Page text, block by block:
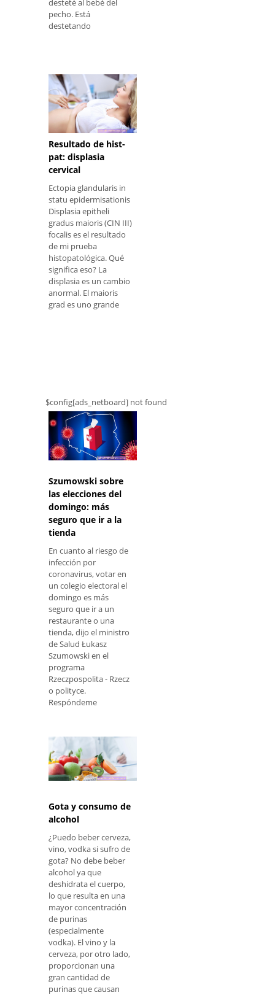
desteté al bebé del
pecho. Está
destetando
Resultado de hist-
pat: displasia
cervical
Ectopia glandularis in
statu epidermisationis
Displasia epitheli
gradus maioris (CIN III)
focalis es el resultado
de mi prueba
histopatológica. Qué
significa eso? La
displasia es un cambio
anormal. El maioris
grad es uno grande
$config[ads_netboard] not found
Szumowski sobre
las elecciones del
domingo: más
seguro que ir a la
tienda
En cuanto al riesgo de
infección por
coronavirus, votar en
un colegio electoral el
domingo es más
seguro que ir a un
restaurante o una
tienda, dijo el ministro
de Salud Łukasz
Szumowski en el
programa
Rzeczpospolita - Rzecz
o polityce.
Respóndeme
Gota y consumo de
alcohol
¿Puedo beber cerveza,
vino, vodka si sufro de
gota? No debe beber
alcohol ya que
deshidrata el cuerpo,
lo que resulta en una
mayor concentración
de purinas
(especialmente
vodka). El vino y la
cerveza, por otro lado,
proporcionan una
gran cantidad de
purinas que causan